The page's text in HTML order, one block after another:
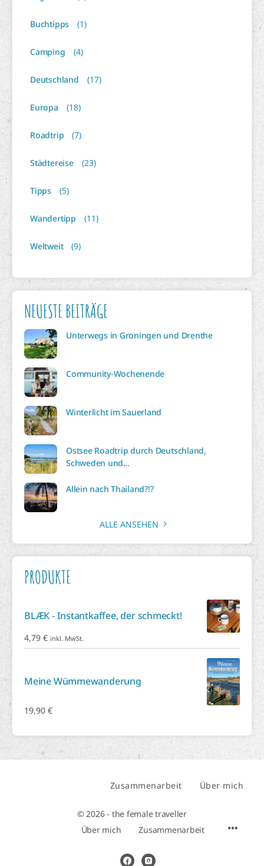
Buchtipps (1)
Camping (4)
Deutschland (17)
Europa (18)
Roadtrip (7)
Städtereise (23)
Tipps (5)
Wandertipp (11)
Weltweit (9)
NEUESTE BEITRÄGE
Unterwegs in Groningen und Drenthe
Community-Wochenende
Winterlicht im Sauerland
Ostsee Roadtrip durch Deutschland,
Schweden und…
Allein nach Thailand?!?
ALLE ANSEHEN
PRODUKTE
BLÆK - Instantkaffee, der schmeckt!
4,79 € inkl. MwSt.
Meine Wümmewanderung
19,90 €
Zusammenarbeit Über mich
© 2026 - the female traveller
Über mich
Zusammenarbeit